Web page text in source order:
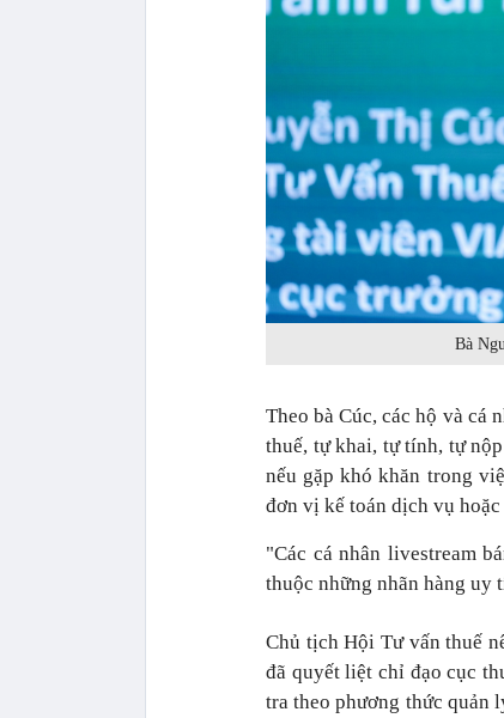
Bà
Theo bà Cúc, các hộ và cá
thuế, tự khai, tự tính, tự
nếu gặp khó khăn trong
đơn vị kế toán dịch vụ
"Các cá nhân livestream
thuộc những nhãn hàng uy
Chủ tịch Hội Tư vấn thuế
đã quyết liệt chỉ đạo cục
tra theo phương thức quản